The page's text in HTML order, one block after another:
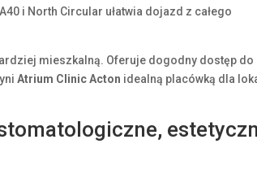
i North Circular ułatwia dojazd z całego
mieszkalną. Oferuje dogodny dostęp do
Atrium Clinic Acton idealną placówką dla